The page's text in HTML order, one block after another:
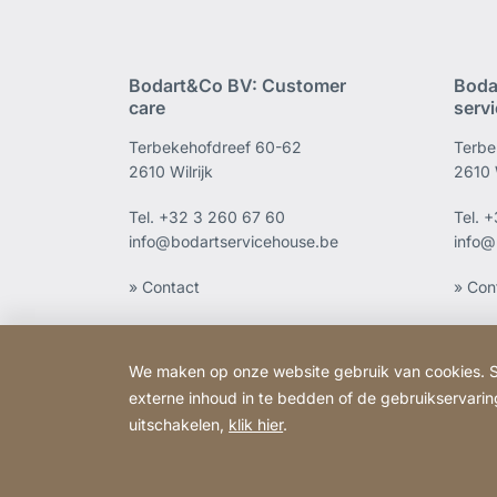
Bodart&Co BV: Customer
care
Terbekehofdreef 60-62
2610 Wilrijk
Tel. +32 3 260 67 60
info@bodartservicehouse.be
» Contact
2610
Tel.
»
We maken op onze website gebruik van cookies.
externe inhoud in te bedden of de
uitschakelen, klik hier.